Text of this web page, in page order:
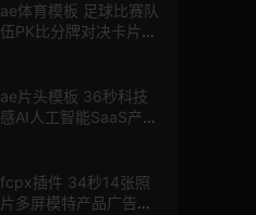
ae体育模板 足球比赛队
伍PK比分牌对决卡片球
ae片头模板 36秒科技
感AI人工智能SaaS产品
fcpx插件 34秒14张照
片多屏模特产品广告宣